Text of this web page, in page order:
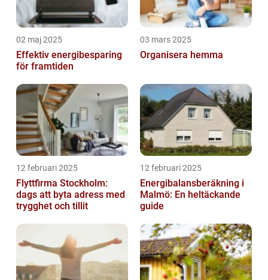
02 maj 2025
Effektiv energibesparing
för framtiden
03 mars 2025
Organisera hemma
12 februari 2025
Flyttfirma Stockholm:
dags att byta adress med
trygghet och tillit
12 februari 2025
Energibalansberäkning i
Malmö: En heltäckande
guide